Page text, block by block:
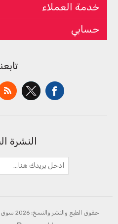
خدمة العملاء
حسابي
النشرة
حقوق الطبع والنشر والنسخ؛ 2026 سوق أكتوبر مارت. كل الحقوق محفوظة.